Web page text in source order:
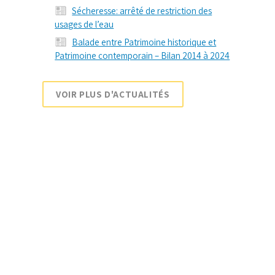
Sécheresse: arrêté de restriction des
usages de l’eau
Balade entre Patrimoine historique et
Patrimoine contemporain – Bilan 2014 à 2024
VOIR PLUS D'ACTUALITÉS